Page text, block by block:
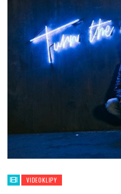
VIDEOKLIPY